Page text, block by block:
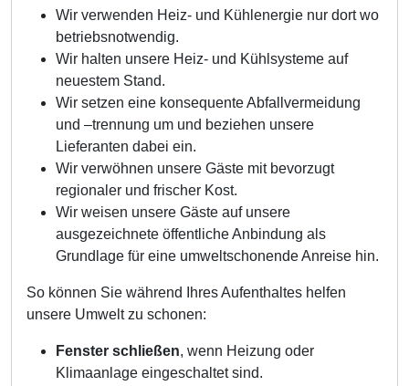
Wir verwenden Heiz- und Kühlenergie nur dort wo
betriebsnotwendig.
Wir halten unsere Heiz- und Kühlsysteme auf
neuestem Stand.
Wir setzen eine konsequente Abfallvermeidung
und –trennung um und beziehen unsere
Lieferanten dabei ein.
Wir verwöhnen unsere Gäste mit bevorzugt
regionaler und frischer Kost.
Wir weisen unsere Gäste auf unsere
ausgezeichnete öffentliche Anbindung als
Grundlage für eine umweltschonende Anreise hin.
So können Sie während Ihres Aufenthaltes helfen
unsere Umwelt zu schonen:
Fenster schließen, wenn Heizung oder
Klimaanlage eingeschaltet sind.